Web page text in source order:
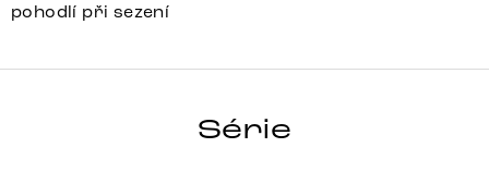
pohodlí při sezení
Série
YAGO-FLEX